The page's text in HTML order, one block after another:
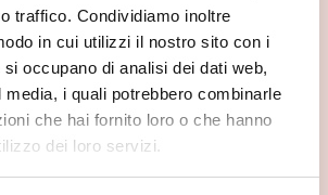
traffico. Condividiamo inoltre
in cui utilizzi il nostro sito con i
occupano di analisi dei dati web,
media, i quali potrebbero combinarle
che hai fornito loro o che hanno
dei loro servizi.